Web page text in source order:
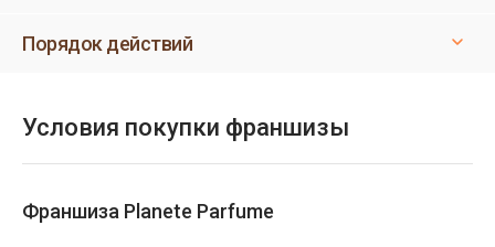
Порядок действий
Условия покупки франшизы
Франшиза Planete Parfume